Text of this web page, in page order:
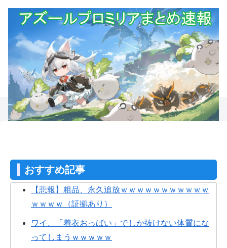
おすすめ記事
【悲報】粗品、永久追放ｗｗｗｗｗｗｗｗｗｗｗ
ｗｗｗｗ（証拠あり）
ワイ、「着衣おっばい」でしか抜けない体質にな
ってしまうｗｗｗｗｗ